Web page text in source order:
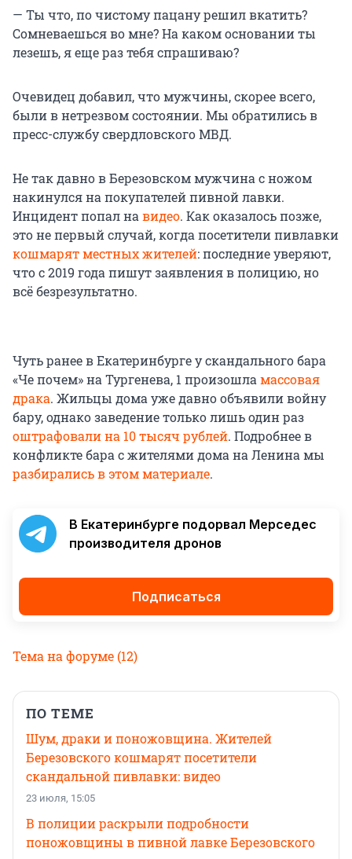
— Ты что, по чистому пацану решил вкатить?
Сомневаешься во мне? На каком основании ты
лезешь, я еще раз тебя спрашиваю?
Очевидец добавил, что мужчины, скорее всего,
были в нетрезвом состоянии. Мы обратились в
пресс-службу свердловского МВД.
Не так давно в Березовском мужчина с ножом
накинулся на покупателей пивной лавки.
Инцидент попал на видео. Как оказалось позже,
это не первый случай, когда посетители пивлавки
кошмарят местных жителей: последние уверяют,
что с 2019 года пишут заявления в полицию, но
всё безрезультатно.
Чуть ранее в Екатеринбурге у скандального бара
«Че почем» на Тургенева, 1 произошла массовая
драка. Жильцы дома уже давно объявили войну
бару, однако заведение только лишь один раз
оштрафовали на 10 тысяч рублей. Подробнее в
конфликте бара с жителями дома на Ленина мы
разбирались в этом материале.
В Екатеринбурге подорвал Мерседес
производителя дронов
Подписаться
Тема на форуме(12)
ПО ТЕМЕ
Шум, драки и поножовщина. Жителей
Березовского кошмарят посетители
скандальной пивлавки: видео
23 июля, 15:05
В полиции раскрыли подробности
поножовщины в пивной лавке Березовского